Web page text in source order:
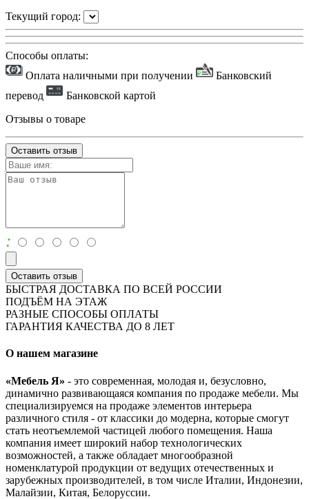
Текущий город:
Способы оплаты:
Оплата наличными при получении
Банковский
перевод
Банковской картой
Отзывы о товаре
Оставить отзыв
:
Оставить отзыв
БЫСТРАЯ ДОСТАВКА ПО ВСЕЙ РОССИИ
ПОДЪЁМ НА ЭТАЖ
РАЗНЫЕ СПОСОБЫ ОПЛАТЫ
ГАРАНТИЯ КАЧЕСТВА ДО 8 ЛЕТ
О нашем магазине
«Мебель Я» - это современная, молодая и, безусловно,
динамично развивающаяся компания по продаже мебели. Мы
специализируемся на продаже элементов интерьера
различного стиля - от классики до модерна, которые смогут
стать неотъемлемой частицей любого помещения. Наша
компания имеет широкий набор технологических
возможностей, а также обладает многообразной
номенклатурой продукции от ведущих отечественных и
зарубежных производителей, в том числе Италии, Индонезии,
Малайзии, Китая, Белоруссии.